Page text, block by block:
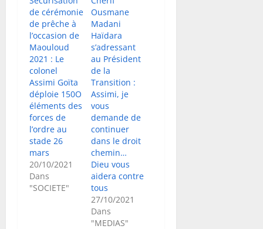
de cérémonie
de prêche à
l’occasion de
Maouloud
2021 : Le
colonel
Assimi Goïta
déploie 150O
éléments des
forces de
l’ordre au
stade 26
mars
20/10/2021
Dans
"SOCIETE"
Ousmane
Madani
Haïdara
s’adressant
au Président
de la
Transition :
Assimi, je
vous
demande de
continuer
dans le droit
chemin…
Dieu vous
aidera contre
tous
27/10/2021
Dans
"MEDIAS"